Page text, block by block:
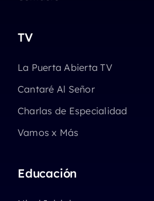
TV
La Puerta Abierta TV
Cantaré Al Señor
Charlas de Especialidad
Vamos x Más
Educación